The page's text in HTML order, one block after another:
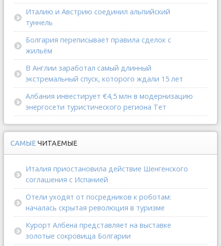
Италию и Австрию соединил альпийский
туннель
Болгария переписывает правила сделок с
жильём
В Англии заработал самый длинный
экстремальный спуск, которого ждали 15 лет
Албания инвестирует €4,5 млн в модернизацию
энергосети туристического региона Тет
САМЫЕ ЧИТАЕМЫЕ
Италия приостановила действие Шенгенского
соглашения с Испанией
Отели уходят от посредников к роботам:
началась скрытая революция в туризме
Курорт Албена представляет на выставке
золотые сокровища Болгарии